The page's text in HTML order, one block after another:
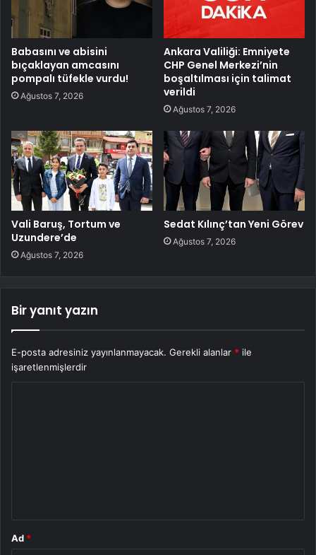
Babasını ve abisini
bıçaklayan amcasını
pompalı tüfekle vurdu!
Ağustos 7, 2026
Ankara Valiliği: Emniyete
CHP Genel Merkezi’nin
boşaltılması için talimat
verildi
Ağustos 7, 2026
Vali Baruş, Tortum ve
Uzundere’de
Ağustos 7, 2026
Sedat Kılınç’tan Yeni Görev
Ağustos 7, 2026
Bir yanıt yazın
E-posta adresiniz yayınlanmayacak. Gerekli alanlar * ile
işaretlenmişlerdir
Ad *